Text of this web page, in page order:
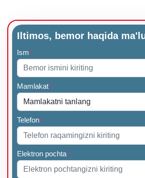
Iltimos, bemor haqida
Ism*
Mamlakat*
Telefon*
Elektron pochta*